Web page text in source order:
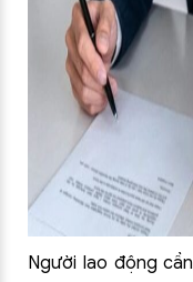
Người lao động